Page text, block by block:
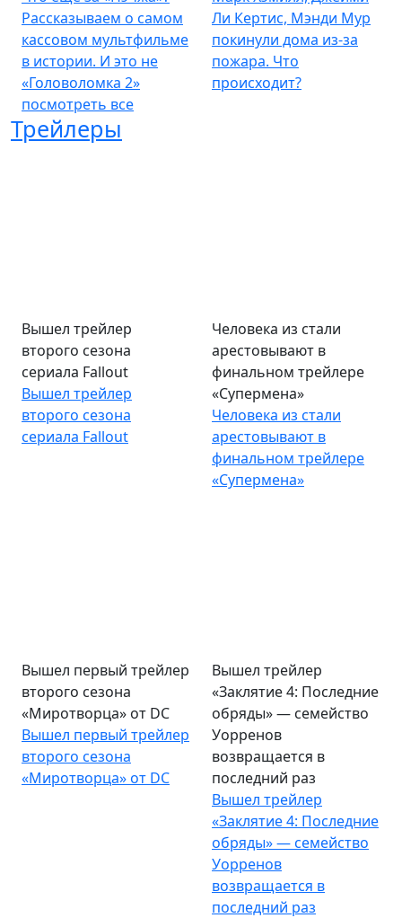
Рассказываем о самом
кассовом мультфильме
в истории. И это не
«Головоломка 2»
Ли Кертис, Мэнди Мур
покинули дома из-за
пожара. Что
происходит?
посмотреть все
Трейлеры
Вышел трейлер
второго сезона
сериала Fallout
Вышел трейлер
второго сезона
сериала Fallout
Человека из стали
арестовывают в
финальном трейлере
«Супермена»
Человека из стали
арестовывают в
финальном трейлере
«Супермена»
Вышел первый трейлер
второго сезона
«Миротворца» от DC
Вышел первый трейлер
второго сезона
«Миротворца» от DC
Вышел трейлер
«Заклятие 4: Последние
обряды» — семейство
Уорренов
возвращается в
последний раз
Вышел трейлер
«Заклятие 4: Последние
обряды» — семейство
Уорренов
возвращается в
последний раз